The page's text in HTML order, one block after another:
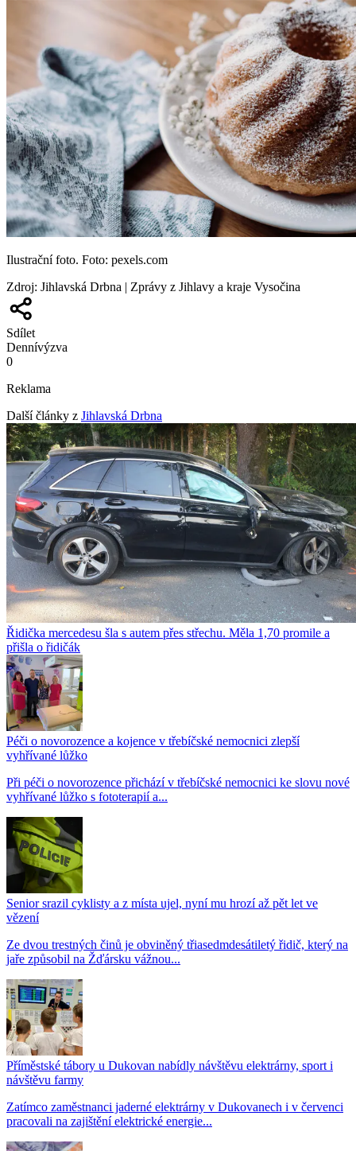
Ilustrační foto. Foto: pexels.com
Zdroj: Jihlavská Drbna | Zprávy z Jihlavy a kraje Vysočina
Sdílet
Dennívýzva
0
Reklama
Další články z Jihlavská Drbna
Řidička mercedesu šla s autem přes střechu. Měla 1,70 promile a
přišla o řidičák
Péči o novorozence a kojence v třebíčské nemocnici zlepší
vyhřívané lůžko
Při péči o novorozence přichází v třebíčské nemocnici ke slovu nové
vyhřívané lůžko s fototerapií a...
Senior srazil cyklisty a z místa ujel, nyní mu hrozí až pět let ve
vězení
Ze dvou trestných činů je obviněný třiasedmdesátiletý řidič, který na
jaře způsobil na Žďársku vážnou...
Příměstské tábory u Dukovan nabídly návštěvu elektrárny, sport i
návštěvu farmy
Zatímco zaměstnanci jaderné elektrárny v Dukovanech i v červenci
pracovali na zajištění elektrické energie...